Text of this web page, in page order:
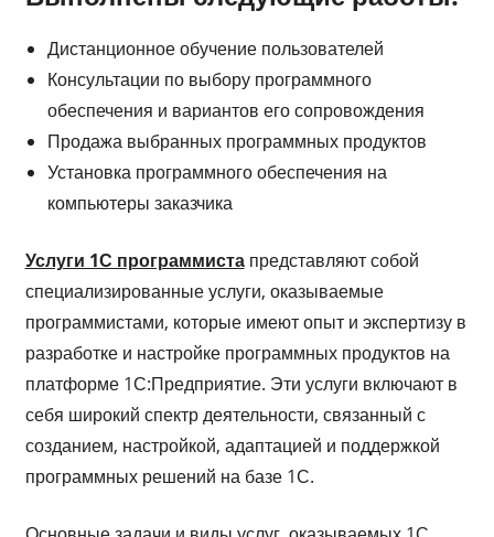
Дистанционное обучение пользователей
Консультации по выбору программного
обеспечения и вариантов его сопровождения
Продажа выбранных программных продуктов
Установка программного обеспечения на
компьютеры заказчика
Услуги 1С программистапредставляют собой
специализированные услуги, оказываемые
программистами, которые имеют опыт и экспертизу в
разработке и настройке программных продуктов на
платформе 1С:Предприятие. Эти услуги включают в
себя широкий спектр деятельности, связанный с
созданием, настройкой, адаптацией и поддержкой
программных решений на базе 1С.